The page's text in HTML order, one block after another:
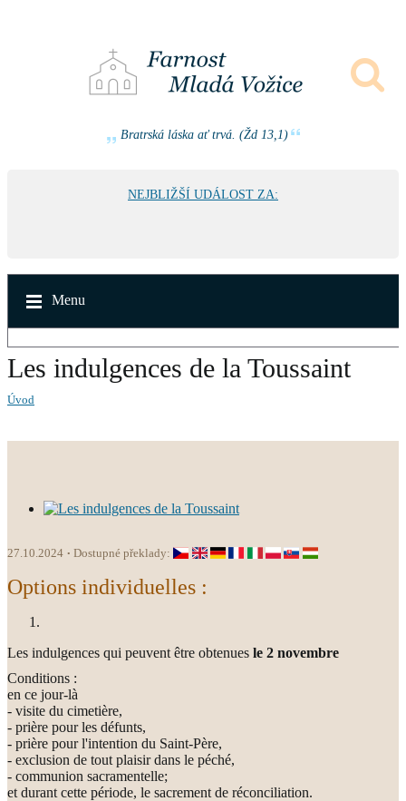
Bratrská láska ať trvá. (Žd 13,1)
NEJBLIŽŠÍ UDÁLOST ZA:
Menu
Les indulgences de la Toussaint
Úvod
27.10.2024 Dostupné překlady:
Options individuelles :
Les indulgences qui peuvent être obtenues le 2 novembre
Conditions :
en ce jour-là
- visite du cimetière,
- prière pour les défunts,
- prière pour l'intention du Saint-Père,
- exclusion de tout plaisir dans le péché,
- communion sacramentelle;
et durant cette période, le sacrement de réconciliation.